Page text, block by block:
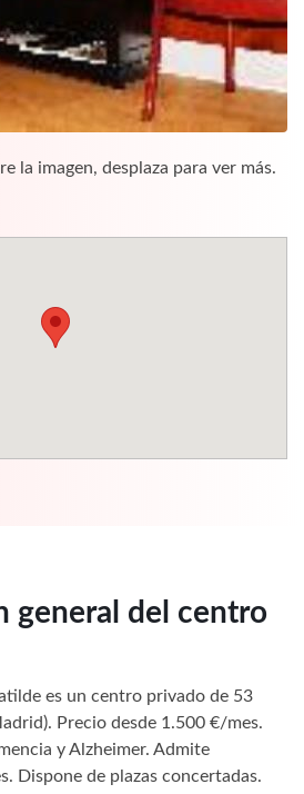
la imagen, desplaza para ver más.
general del centro
es un centro privado de 53
Precio desde 1.500 €/mes.
y Alzheimer. Admite
Dispone de plazas concertadas.